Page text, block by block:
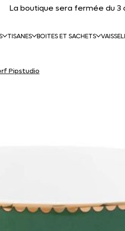
La boutique sera fermée du 3
TISANES BOITES ET SACHETS
Pipstudio